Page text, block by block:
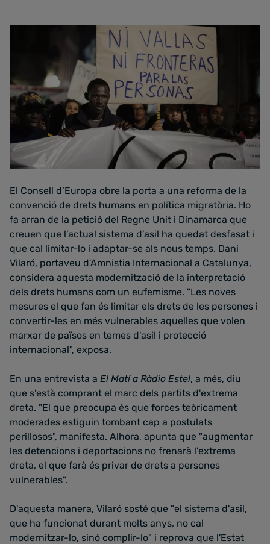
El Consell d’Europa obre la porta a una reforma de la
convenció de drets humans en política migratòria. Ho
fa arran de la petició del Regne Unit i Dinamarca que
creuen que l’actual sistema d’asil ha quedat desfasat i
que cal limitar-lo i adaptar-se als nous temps. Dani
Vilaró, portaveu d'Amnistia Internacional a Catalunya,
considera aquesta modernització de la interpretació
dels drets humans com un eufemisme. "Les noves
mesures el que fan és limitar els drets de les persones i
convertir-les en més vulnerables aquelles que volen
marxar de països en temes d'asil i protecció
internacional", exposa.
En una entrevista a El Matí a Ràdio Estel, a més, diu
que s'està comprant el marc dels partits d'extrema
dreta. "El que preocupa és que forces teòricament
moderades estiguin tombant cap a postulats
perillosos", manifesta. Alhora, apunta que "augmentar
les detencions i deportacions no frenarà l'extrema
dreta, el que farà és privar de drets a persones
vulnerables".
D'aquesta manera, Vilaró sosté que "el sistema d'asil,
que ha funcionat durant molts anys, no cal
modernitzar-lo, sinó complir-lo" i reprova que l'Estat